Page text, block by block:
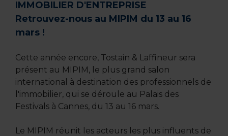
IMMOBILIER D'ENTREPRISE
Retrouvez-nous au MIPIM du 13 au 16
mars !
Cette année encore, Tostain & Laffineur sera
présent au MIPIM, le plus grand salon
international à destination des professionnels de
l'immobilier, qui se déroule au Palais des
Festivals à Cannes, du 13 au 16 mars.
Le MIPIM réunit les acteurs les plus influents de